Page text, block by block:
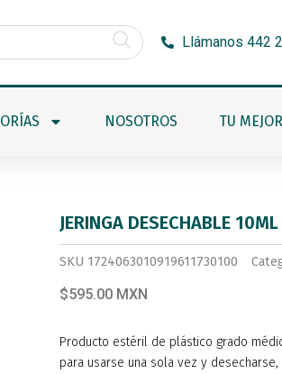
Llámanos 442
NOSOTROS TU
JERINGA DESECHABLE
SKU 1724063010919611730100
$595.00 MXN
Producto estéril de plástico grado
para usarse una sola vez y